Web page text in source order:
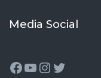
Media Social